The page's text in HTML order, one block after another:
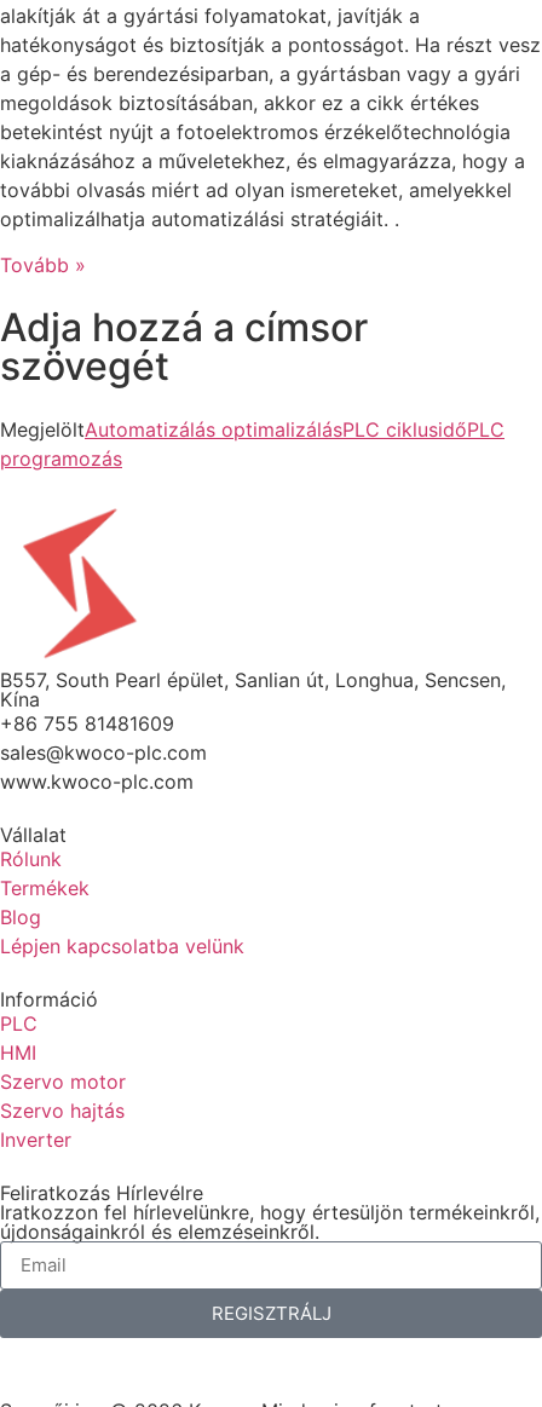
alakítják át a gyártási folyamatokat, javítják a
hatékonyságot és biztosítják a pontosságot. Ha részt vesz
a gép- és berendezésiparban, a gyártásban vagy a gyári
megoldások biztosításában, akkor ez a cikk értékes
betekintést nyújt a fotoelektromos érzékelőtechnológia
kiaknázásához a műveletekhez, és elmagyarázza, hogy a
további olvasás miért ad olyan ismereteket, amelyekkel
optimalizálhatja automatizálási stratégiáit. .
Tovább »
Adja hozzá a címsor
szövegét
MegjelöltAutomatizálás optimalizálásPLC ciklusidőPLC
programozás
B557, South Pearl épület, Sanlian út, Longhua, Sencsen,
Kína
+86 755 81481609
sales@kwoco-plc.com
www.kwoco-plc.com
Vállalat
Rólunk
Termékek
Blog
Lépjen kapcsolatba velünk
Információ
PLC
HMI
Szervo motor
Szervo hajtás
Inverter
Feliratkozás Hírlevélre
Iratkozzon fel hírlevelünkre, hogy értesüljön termékeinkről,
újdonságainkról és elemzéseinkről.
REGISZTRÁLJ